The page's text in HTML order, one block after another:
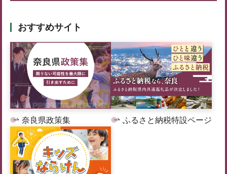
おすすめサイト
奈良県政策集 ふるさと納税特設ページ